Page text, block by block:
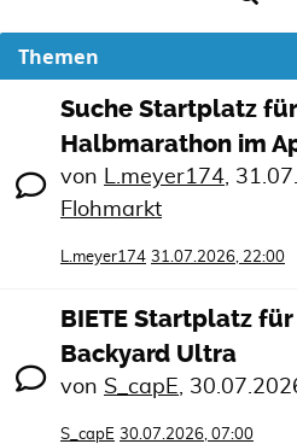
Themen
Suche Startplatz
Halbmarathon im
von L.meyer174,
Flohmarkt
L.meyer174 31.07.2026, 22:00
BIETE Startplatz
Backyard Ultra
von S_capE,
S_capE 30.07.2026, 07:00